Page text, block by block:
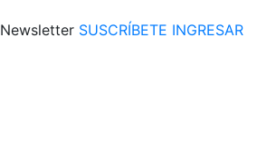
Newsletter SUSCRÍBETE INGRESAR